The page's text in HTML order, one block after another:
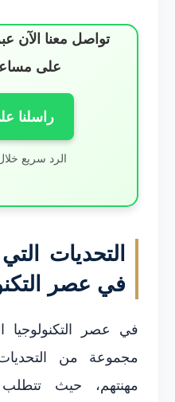
تواصل معنا الآن
على
راسلنا
الرد سريع
التحديات
في عصر
في عصر التكنولوجيا
مجموعة من
مهنتهم، حيث تتطلب